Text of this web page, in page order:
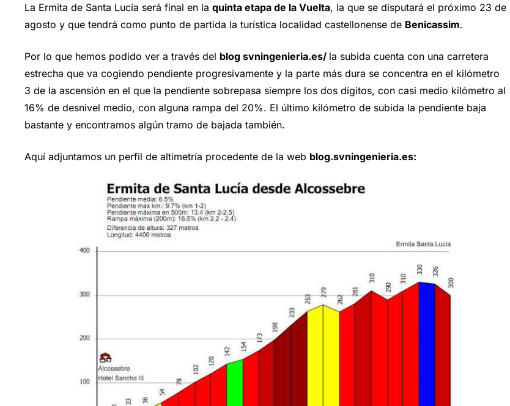
La Ermita de Santa Lucía será final en la quinta etapa de la Vuelta, la que se disputará el próximo 23 de
agosto y que tendrá como punto de partida la turística localidad castellonense de Benicassim.
Por lo que hemos podido ver a través del blog svningenieria.es/ la subida cuenta con una carretera
estrecha que va cogiendo pendiente progresivamente y la parte más dura se concentra en el kilómetro
3 de la ascensión en el que la pendiente sobrepasa siempre los dos dígitos, con casi medio kilómetro al
16% de desnivel medio, con alguna rampa del 20%. El último kilómetro de subida la pendiente baja
bastante y encontramos algún tramo de bajada también.
Aquí adjuntamos un perfil de altimetría procedente de la web blog.svningenieria.es: